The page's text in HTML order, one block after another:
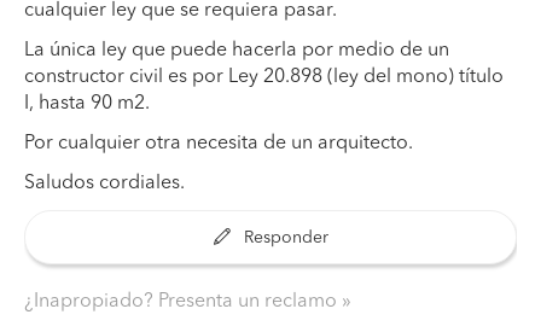
cualquier ley que se requiera pasar.
La única ley que puede hacerla por medio de un
constructor civil es por Ley 20.898 (ley del mono) título
I, hasta 90 m2.
Por cualquier otra necesita de un arquitecto.
Saludos cordiales.
Responder
¿Inapropiado? Presenta un reclamo